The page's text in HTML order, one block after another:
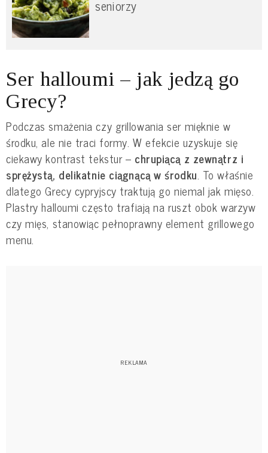
seniorzy
Ser halloumi – jak jedzą go
Grecy?
Podczas smażenia czy grillowania ser mięknie w
środku, ale nie traci formy. W efekcie uzyskuje się
ciekawy kontrast tekstur – chrupiącą z zewnątrz i
sprężystą, delikatnie ciągnącą w środku. To właśnie
dlatego Grecy cypryjscy traktują go niemal jak mięso.
Plastry halloumi często trafiają na ruszt obok warzyw
czy mięs, stanowiąc pełnoprawny element grillowego
menu.